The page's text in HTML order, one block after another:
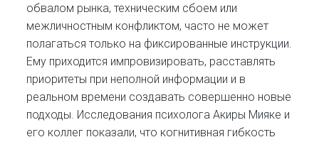
обвалом рынка, техническим сбоем или
межличностным конфликтом, часто не может
полагаться только на фиксированные инструкции.
Ему приходится импровизировать, расставлять
приоритеты при неполной информации и в
реальном времени создавать совершенно новые
подходы. Исследования психолога Акиры Мияке и
его коллег показали, что когнитивная гибкость